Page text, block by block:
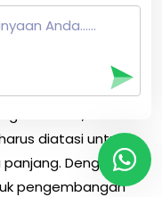
ini sangat
bagi prajurit
berkelanjutan
seperti
hukum, dan
diatasi untuk
Dengan
pengembangan